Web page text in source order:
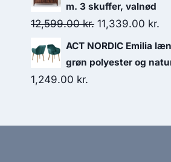
m. 3 skuffer, valnød
12,599.00kr. 11,339.00 kr.
ACT NORDIC Emilia
grøn polyester og
1,249.00 kr.